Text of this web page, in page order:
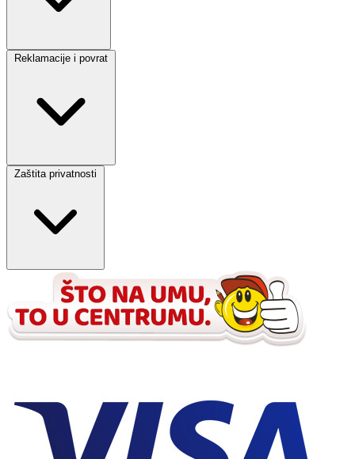
Reklamacije i povrat
Zaštita privatnosti